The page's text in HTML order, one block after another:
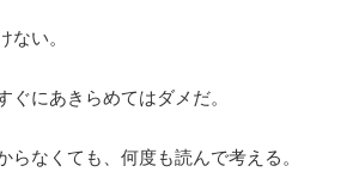
ない。
ぐにあきらめてはダメだ。
らなくても、何度も読んで考える。